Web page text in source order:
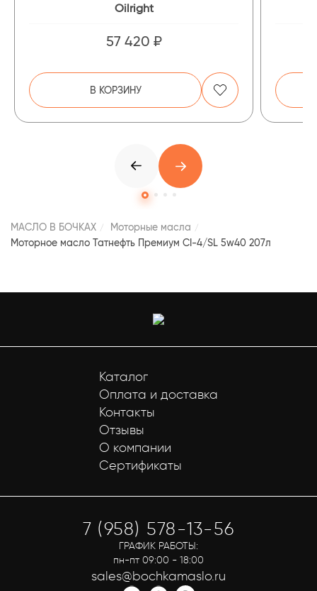
Oilright
57 420 ₽
В КОРЗИНУ
МАСЛО В БОЧКАХ
Моторные масла
Моторное масло Татнефть Премиум CI-4/SL 5w40 207л
Каталог
Оплата и доставка
Контакты
Отзывы
О компании
Сертификаты
7 (958) 578-13-56
ГРАФИК РАБОТЫ:
пн-пт 09:00 - 18:00
sales@bochkamaslo.ru